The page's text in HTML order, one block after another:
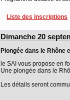
Liste des inscriptions
Dimanche 20
Plongée dans le Rhône
le SAI vous propose en
Une plongée dans le
Les détails seront